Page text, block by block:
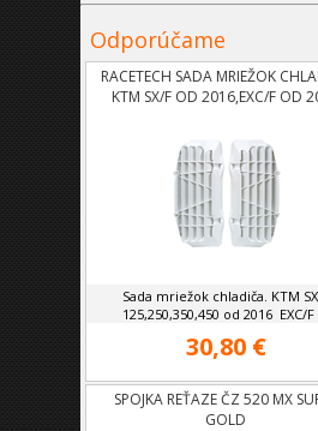
Odporúčame
RACETECH SADA MRIEŽOK
KTM SX/F OD 2016,EXC/F OD
Sada mriežok chladiča. KTM
125,250,350,450 od 2016 EXC/F
30,80 €
SPOJKA REŤAZE ČZ 520 MX
GOLD